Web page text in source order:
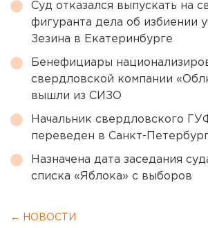
Суд отказался выпускать на
фигуранта дела об избиении
Зезина в Екатеринбурге
Бенефициары
свердловской компании
вышли из СИЗО
Начальник свердловского
переведен в Санкт-
Назначена дата заседания
списка «Яблока» с выборов
← НОВОСТИ